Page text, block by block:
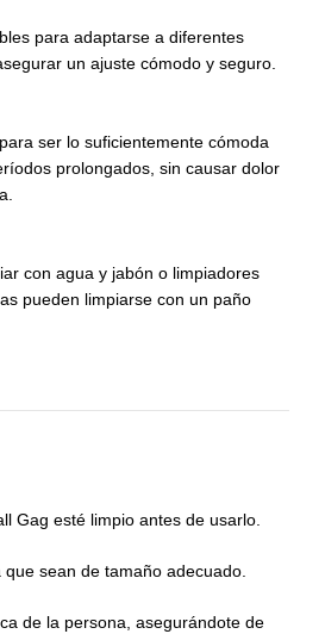
para adaptarse a diferentes
un ajuste cómodo y seguro.
ser lo suficientemente cómoda
prolongados, sin causar dolor
con agua y jabón o limpiadores
pueden limpiarse con un paño
Gag esté limpio antes de usarlo.
sean de tamaño adecuado.
de la persona, asegurándote de